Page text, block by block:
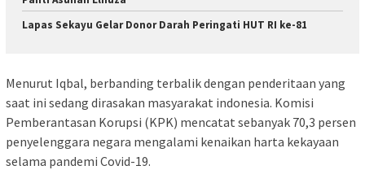
Lapas Sekayu Gelar Donor Darah Peringati HUT RI ke-81
Menurut Iqbal, berbanding terbalik dengan penderitaan yang
saat ini sedang dirasakan masyarakat indonesia. Komisi
Pemberantasan Korupsi (KPK) mencatat sebanyak 70,3 persen
penyelenggara negara mengalami kenaikan harta kekayaan
selama pandemi Covid-19.